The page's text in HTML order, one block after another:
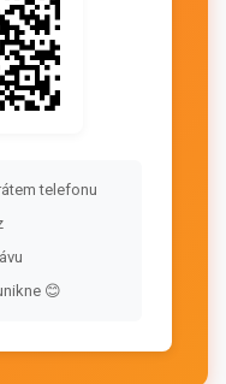
telefonu
😊